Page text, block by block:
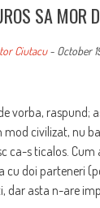
SA MOR
Ciutacu- October
vorba, raspund;
mod civilizat, nu
ca-s ticalos. Cum
cu doi parteneri
dar asta n-are